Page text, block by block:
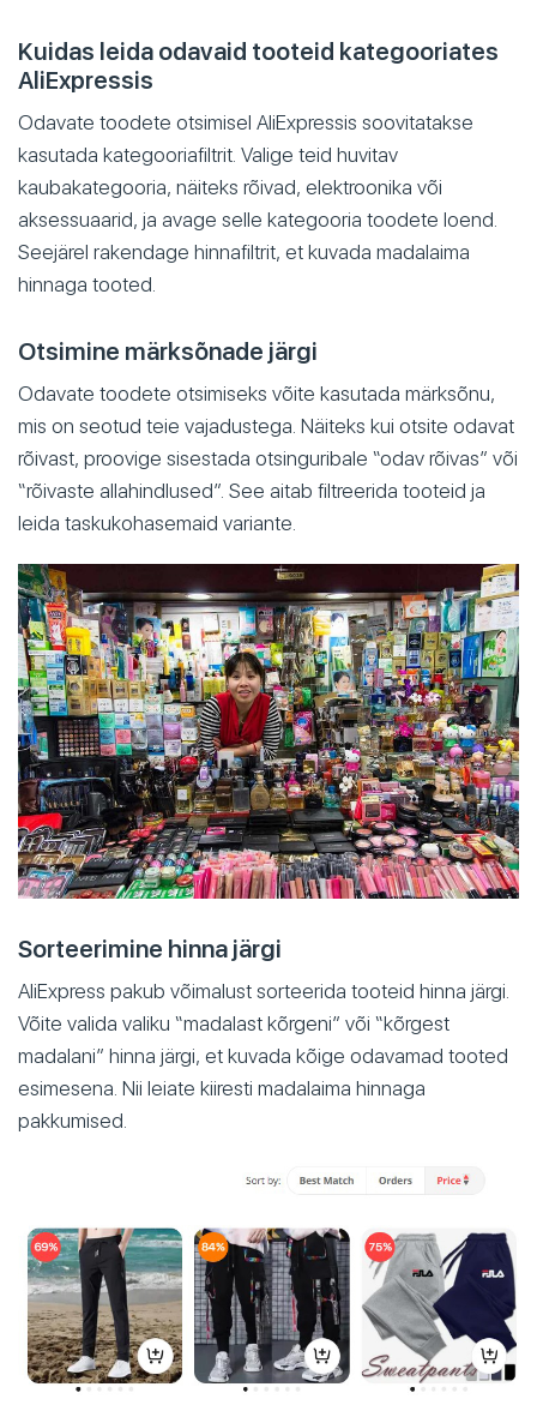
Kuidas leida odavaid tooteid kategooriates
AliExpressis
Odavate toodete otsimisel AliExpressis soovitatakse
kasutada kategooriafiltrit. Valige teid huvitav
kaubakategooria, näiteks rõivad, elektroonika või
aksessuaarid, ja avage selle kategooria toodete loend.
Seejärel rakendage hinnafiltrit, et kuvada madalaima
hinnaga tooted.
Otsimine märksõnade järgi
Odavate toodete otsimiseks võite kasutada märksõnu,
mis on seotud teie vajadustega. Näiteks kui otsite odavat
rõivast, proovige sisestada otsinguribale “odav rõivas” või
“rõivaste allahindlused”. See aitab filtreerida tooteid ja
leida taskukohasemaid variante.
Sorteerimine hinna järgi
AliExpress pakub võimalust sorteerida tooteid hinna järgi.
Võite valida valiku “madalast kõrgeni” või “kõrgest
madalani” hinna järgi, et kuvada kõige odavamad tooted
esimesena. Nii leiate kiiresti madalaima hinnaga
pakkumised.